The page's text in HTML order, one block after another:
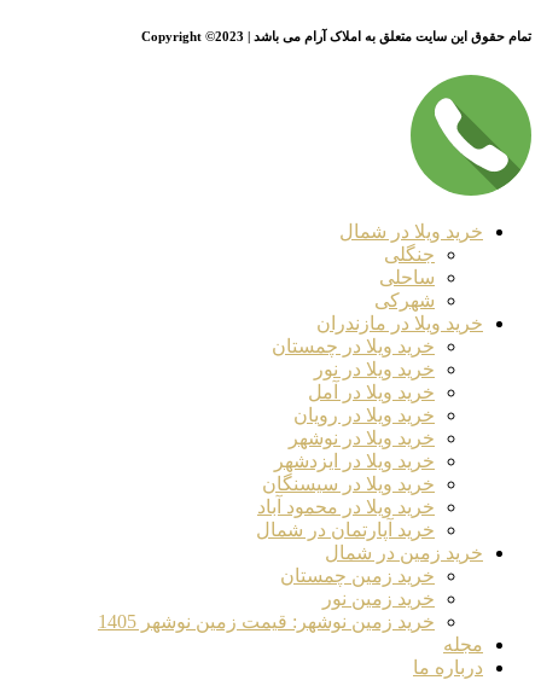
تمام حقوق این سایت متعلق به املاک آرام می باشد | Copyright ©2023
خرید ویلا در شمال
جنگلی
ساحلی
شهرکی
خرید ویلا در مازندران
خرید ویلا در چمستان
خرید ویلا در نور
خرید ویلا در آمل
خرید ویلا در رویان
خرید ویلا در نوشهر
خرید ویلا در ایزدشهر
خرید ویلا در سیسنگان
خرید ویلا در محمود آباد
خرید آپارتمان در شمال
خرید زمین در شمال
خرید زمین چمستان
خرید زمین نور
خرید زمین نوشهر: قیمت زمین نوشهر 1405
مجله
درباره ما